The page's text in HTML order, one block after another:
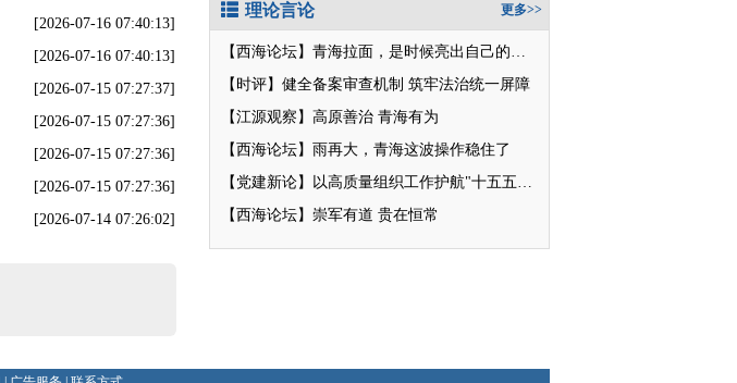
[2026-07-16 07:40:13]
[2026-07-16 07:40:13]
[2026-07-15 07:27:37]
[2026-07-15 07:27:36]
[2026-07-15 07:27:36]
[2026-07-15 07:27:36]
[2026-07-14 07:26:02]
理论言论 更多>>
【西海论坛】青海拉面，是时候亮出自己的招牌了
【时评】健全备案审查机制 筑牢法治统一屏障
【江源观察】高原善治 青海有为
【西海论坛】雨再大，青海这波操作稳住了
【党建新论】以高质量组织工作护航"十五五"新征程
【西海论坛】崇军有道 贵在恒常